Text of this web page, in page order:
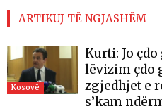
ARTIKUJ TË NGJASHËM
Kosovë
Kurti: Jo
lëvizim çdo
zgjedhjet e
s’kam